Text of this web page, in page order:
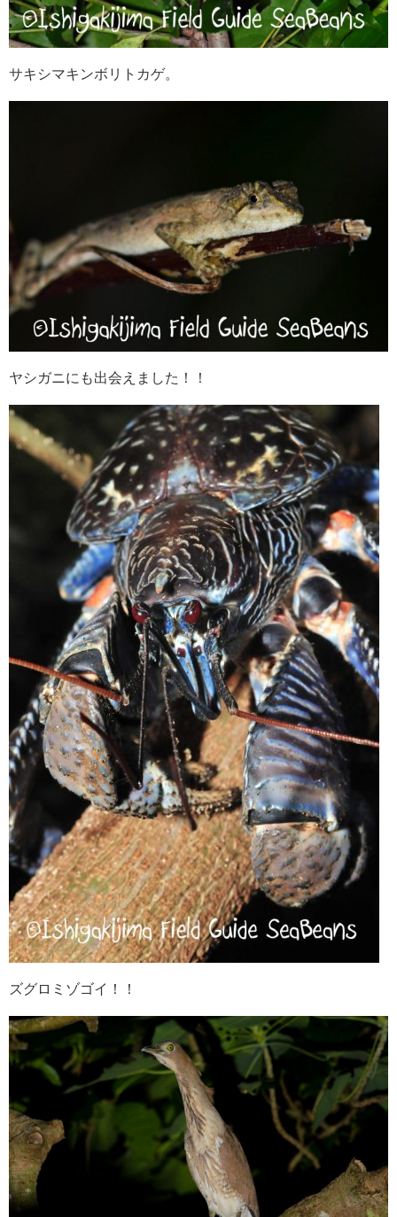
サキシマキンボリトカゲ。
ヤシガニにも出会えました！！
ズグロミゾゴイ！！